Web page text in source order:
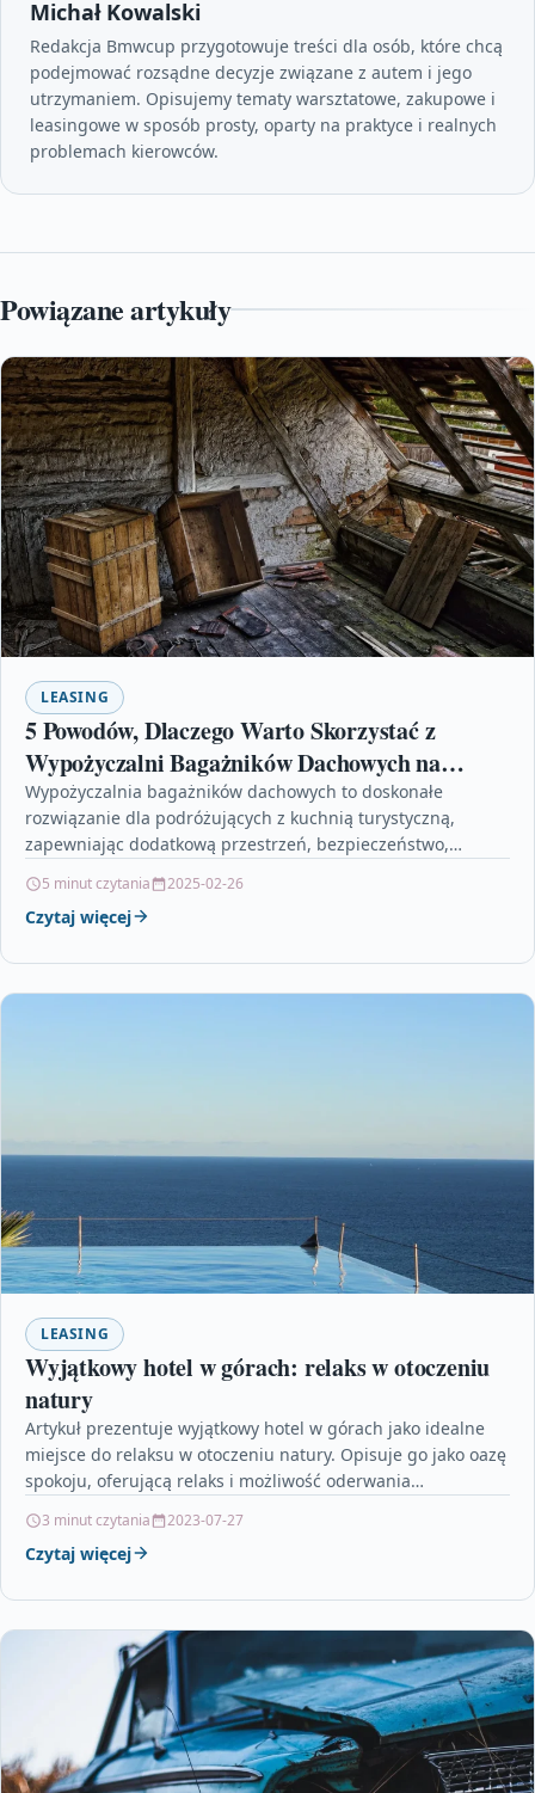
Michał Kowalski
Redakcja Bmwcup przygotowuje treści dla osób, które chcą
podejmować rozsądne decyzje związane z autem i jego
utrzymaniem. Opisujemy tematy warsztatowe, zakupowe i
leasingowe w sposób prosty, oparty na praktyce i realnych
problemach kierowców.
Powiązane artykuły
LEASING
5 Powodów, Dlaczego Warto Skorzystać z
Wypożyczalni Bagażników Dachowych na
Wyjeździe z Kuchenką Turystyczną
Wypożyczalnia bagażników dachowych to doskonałe
rozwiązanie dla podróżujących z kuchnią turystyczną,
zapewniając dodatkową przestrzeń, bezpieczeństwo,
często bezpłatny,…
5 minut czytania 2025-02-26
Czytaj więcej
LEASING
Wyjątkowy hotel w górach: relaks w otoczeniu
natury
Artykuł prezentuje wyjątkowy hotel w górach jako idealne
miejsce do relaksu w otoczeniu natury. Opisuje go jako oazę
spokoju, oferującą relaks i możliwość oderwania…
3 minut czytania 2023-07-27
Czytaj więcej